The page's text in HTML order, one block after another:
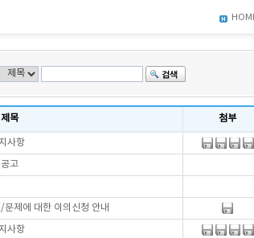
제목 첨부
사항
고
제에 대한 이의신청 안내
사항